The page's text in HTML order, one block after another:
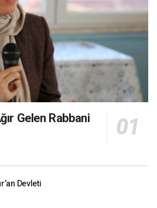
Gelen Rabbani
Devleti